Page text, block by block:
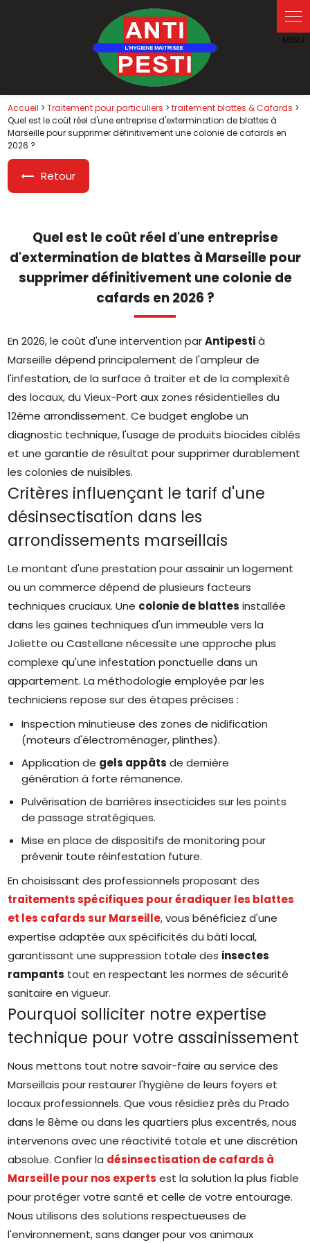
Accueil >Traitement pour particuliers >traitement blattes & Cafards >
Quel est le coût réel d'une entreprise d'extermination de blattes à
Marseille pour supprimer définitivement une colonie de cafards en
2026 ?
Retour
Quel est le coût réel d'une entreprise
d'extermination de blattes à Marseille pour
supprimer définitivement une colonie de
cafards en 2026 ?
En 2026, le coût d'une intervention parAntipestià
Marseille dépend principalement de l'ampleur de
l'infestation, de la surface à traiter et de la complexité
des locaux, du Vieux-Port aux zones résidentielles du
12ème arrondissement. Ce budget englobe un
diagnostic technique, l'usage de produits biocides ciblés
et une garantie de résultat pour supprimer durablement
les colonies de nuisibles.
Critères influençant le tarif d'une
désinsectisation dans les
arrondissements marseillais
Le montant d'une prestation pour assainir un logement
ou un commerce dépend de plusieurs facteurs
techniques cruciaux. Une colonie de blattes installée
dans les gaines techniques d'un immeuble vers la
Joliette ou Castellane nécessite une approche plus
complexe qu'une infestation ponctuelle dans un
appartement. La méthodologie employée par les
techniciens repose sur des étapes précises :
Inspection minutieuse des zones de nidification
(moteurs d'électroménager, plinthes).
Application de gels appâts de dernière
génération à forte rémanence.
Pulvérisation de barrières insecticides sur les points
de passage stratégiques.
Mise en place de dispositifs de monitoring pour
prévenir toute réinfestation future.
En choisissant des professionnels proposant des
traitements spécifiques pour éradiquer les blattes
et les cafards sur Marseille, vous bénéficiez d'une
expertise adaptée aux spécificités du bâti local,
garantissant une suppression totale des insectes
rampants tout en respectant les normes de sécurité
sanitaire en vigueur.
Pourquoi solliciter notre expertise
technique pour votre assainissement
Nous mettons tout notre savoir-faire au service des
Marseillais pour restaurer l'hygiène de leurs foyers et
locaux professionnels. Que vous résidiez près du Prado
dans le 8ème ou dans les quartiers plus excentrés, nous
intervenons avec une réactivité totale et une discrétion
absolue. Confier la désinsectisation de cafards à
Marseille pour nos experts est la solution la plus fiable
pour protéger votre santé et celle de votre entourage.
Nous utilisons des solutions respectueuses de
l'environnement, sans danger pour vos animaux
Panneau de gestion des cookies